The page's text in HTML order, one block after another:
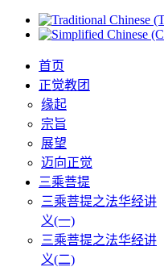
首页
正觉教团
缘起
宗旨
展望
迈向正觉
三乘菩提
三乘菩提之法华经讲
义(一)
三乘菩提之法华经讲
义(二)